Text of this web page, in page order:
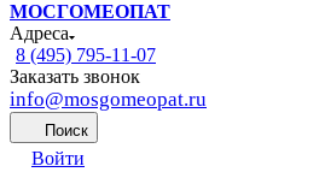
МОСГОМЕОПАТ
Адреса
8 (495) 795-11-07
Заказать звонок
info@mosgomeopat.ru
Поиск
Войти